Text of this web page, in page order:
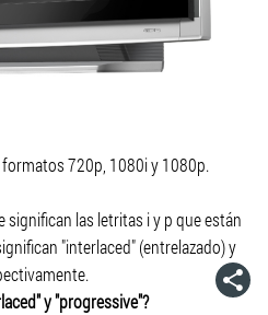
720p, 1080i y 1080p.
significan las letritas i y p que están
"interlaced" (entrelazado) y
y "progressive"?